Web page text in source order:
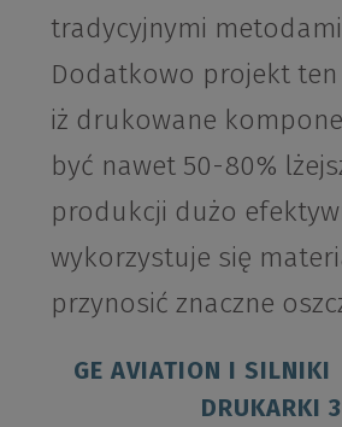
tradycyjnymi
Dodatkowo projekt ten
iż drukowane
być nawet 50-80%
produkcji dużo
wykorzystuje się
przynosić znaczne
GE AVIATION I
DRUKARKI